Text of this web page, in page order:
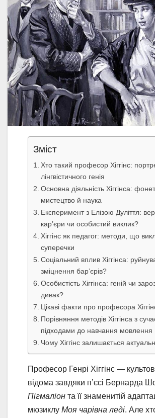
Зміст
Хто такий професор Хіггінс:
лінгвістичного генія
Основна діяльність Хіггінса:
мистецтво й наука
Експеримент з Елізою Дуліттл:
кар’єри чи особистий виклик?
Хіггінс як педагог: методи, що
суперечки
Соціальний вплив Хіггінса:
зміцнення бар’єрів?
Особистість Хіггінса: геній чи
дивак?
Цікаві факти про професора
Порівняння методів Хіггінса з
підходами до навчання мовлення
Чому Хіггінс залишається
Професор Генрі Хіггінс —
відома завдяки п’єсі Бернарда
Пігмаліон та її знаменитій
мюзиклу Моя чарівна леді. Але